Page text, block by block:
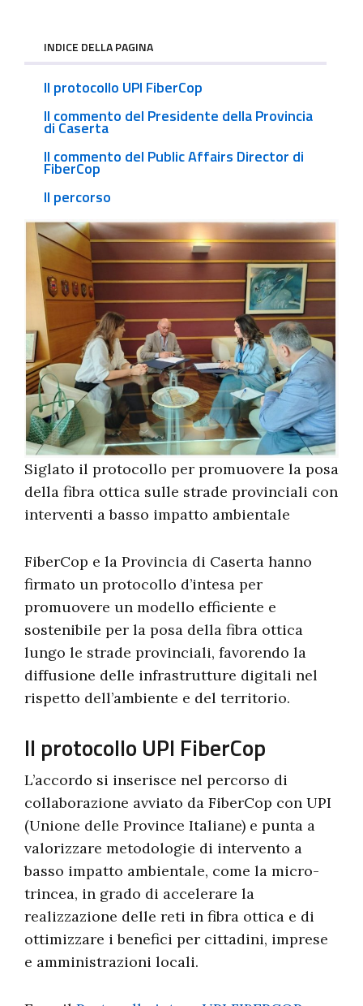
INDICE DELLA PAGINA
Il protocollo UPI FiberCop
Il commento del Presidente della Provincia
di Caserta
Il commento del Public Affairs Director di
FiberCop
Il percorso
Siglato il protocollo per promuovere la posa
della fibra ottica sulle strade provinciali con
interventi a basso impatto ambientale
FiberCop e la Provincia di Caserta hanno
firmato un protocollo d’intesa per
promuovere un modello efficiente e
sostenibile per la posa della fibra ottica
lungo le strade provinciali, favorendo la
diffusione delle infrastrutture digitali nel
rispetto dell’ambiente e del territorio.
Il protocollo UPI FiberCop
L’accordo si inserisce nel percorso di
collaborazione avviato da FiberCop con UPI
(Unione delle Province Italiane) e punta a
valorizzare metodologie di intervento a
basso impatto ambientale, come la micro-
trincea, in grado di accelerare la
realizzazione delle reti in fibra ottica e di
ottimizzare i benefici per cittadini, imprese
e amministrazioni locali.